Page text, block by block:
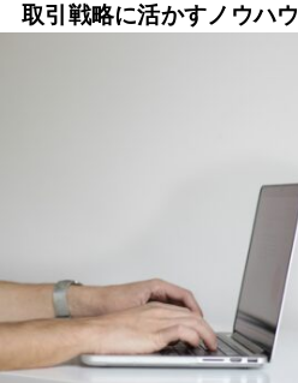
取引戦略に活かすノウハウ